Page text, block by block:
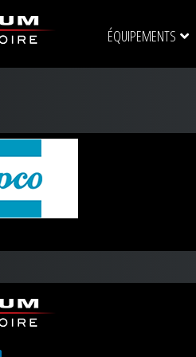
ÉQUIPEMENTS